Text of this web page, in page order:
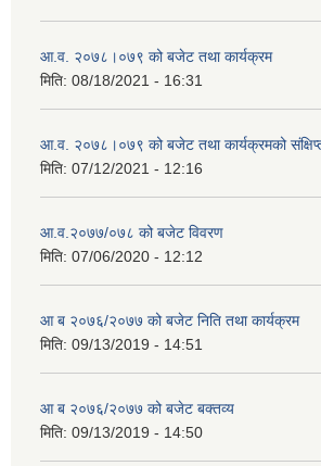
आ.व. २०७८।०७९ को बजेट तथा कार्यक्रम
मिति: 08/18/2021 - 16:31
आ.व. २०७८।०७९ को बजेट तथा कार्यक्रमको
मिति: 07/12/2021 - 12:16
आ.व.२०७७/०७८ को बजेट विवरण
मिति: 07/06/2020 - 12:12
आ ब २०७६/२०७७ को बजेट निति तथा कार्यक्रम
मिति: 09/13/2019 - 14:51
आ ब २०७६/२०७७ को बजेट बक्तव्य
मिति: 09/13/2019 - 14:50